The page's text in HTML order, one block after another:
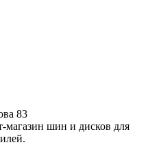
83
магазин шин и дисков для